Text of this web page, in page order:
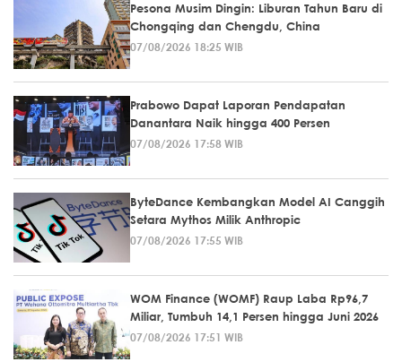
Pesona Musim Dingin: Liburan Tahun Baru di
Chongqing dan Chengdu, China
07/08/2026 18:25 WIB
Prabowo Dapat Laporan Pendapatan
Danantara Naik hingga 400 Persen
07/08/2026 17:58 WIB
ByteDance Kembangkan Model AI Canggih
Setara Mythos Milik Anthropic
07/08/2026 17:55 WIB
WOM Finance (WOMF) Raup Laba Rp96,7
Miliar, Tumbuh 14,1 Persen hingga Juni 2026
07/08/2026 17:51 WIB